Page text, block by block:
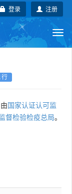
注册
登录
国家认证认可监
督检验检疫总局。